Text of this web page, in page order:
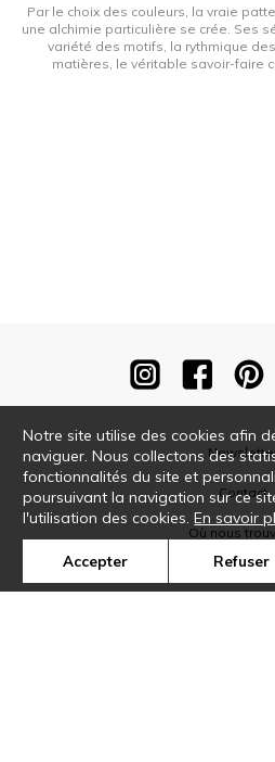
Par le choix des couleurs, la vraie
une alchimie particulière se crée. Ses
variété des motifs, la rythmique
matières, le véritable savoir-faire
Contact
Où nous
Notre site utilise des cookies afin
naviguer. Nous collectons des
fonctionnalités du site et
poursuivant la navigation sur ce
l'utilisation des cookies.En savoir
Accepter Refuser